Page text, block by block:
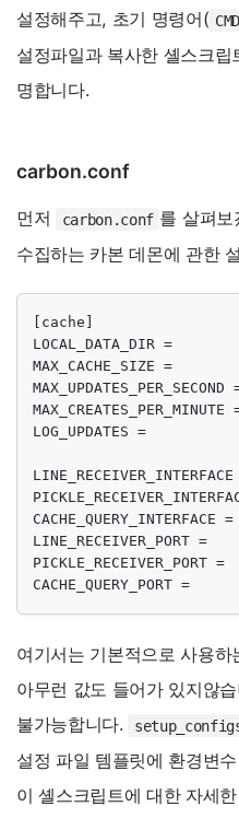
설정해주고, 초기 명령어( CMD
설정파일과 복사한 셸스크
명합니다.
carbon.conf
먼저 carbon.conf 를 살펴보
수집하는 카본 데몬에 관한
[cache]
LOCAL_DATA_DIR =
MAX_CACHE_SIZE =
MAX_UPDATES_PER_SECOND
MAX_CREATES_PER_MINUTE
LOG_UPDATES =
CACHE_QUERY_INTERFACE =
LINE_RECEIVER_PORT =
PICKLE_RECEIVER_PORT =
CACHE_QUERY_PORT =
여기서는 기본적으로 사용
아무런 값도 들어가 있지않
불가능합니다.
설정 파일 템플릿에 환경변
이 셸스크립트에 대한 자세